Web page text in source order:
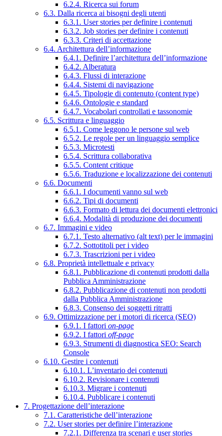
6.2.4. Ricerca sui forum
6.3. Dalla ricerca ai bisogni degli utenti
6.3.1. User stories per definire i contenuti
6.3.2. Job stories per definire i contenuti
6.3.3. Criteri di accettazione
6.4. Architettura dell’informazione
6.4.1. Definire l’architettura dell’informazione
6.4.2. Alberatura
6.4.3. Flussi di interazione
6.4.4. Sistemi di navigazione
6.4.5. Tipologie di contenuto (content type)
6.4.6. Ontologie e standard
6.4.7. Vocabolari controllati e tassonomie
6.5. Scrittura e linguaggio
6.5.1. Come leggono le persone sul web
6.5.2. Le regole per un linguaggio semplice
6.5.3. Microtesti
6.5.4. Scrittura collaborativa
6.5.5. Content critique
6.5.6. Traduzione e localizzazione dei contenuti
6.6. Documenti
6.6.1. I documenti vanno sul web
6.6.2. Tipi di documenti
6.6.3. Formato di lettura dei documenti elettronici
6.6.4. Modalità di produzione dei documenti
6.7. Immagini e video
6.7.1. Testo alternativo (alt text) per le immagini
6.7.2. Sottotitoli per i video
6.7.3. Trascrizioni per i video
6.8. Proprietà intellettuale e privacy
6.8.1. Pubblicazione di contenuti prodotti dalla
Pubblica Amministrazione
6.8.2. Pubblicazione di contenuti non prodotti
dalla Pubblica Amministrazione
6.8.3. Consenso dei soggetti ritratti
6.9. Ottimizzazione per i motori di ricerca (SEO)
6.9.1. I fattori on-page
6.9.2. I fattori off-page
6.9.3. Strumenti di diagnostica SEO: Search
Console
6.10. Gestire i contenuti
6.10.1. L’inventario dei contenuti
6.10.2. Revisionare i contenuti
6.10.3. Migrare i contenuti
6.10.4. Pubblicare i contenuti
7. Progettazione dell’interazione
7.1. Caratteristiche dell’interazione
7.2. User stories per definire l’interazione
7.2.1. Differenza tra scenari e user stories